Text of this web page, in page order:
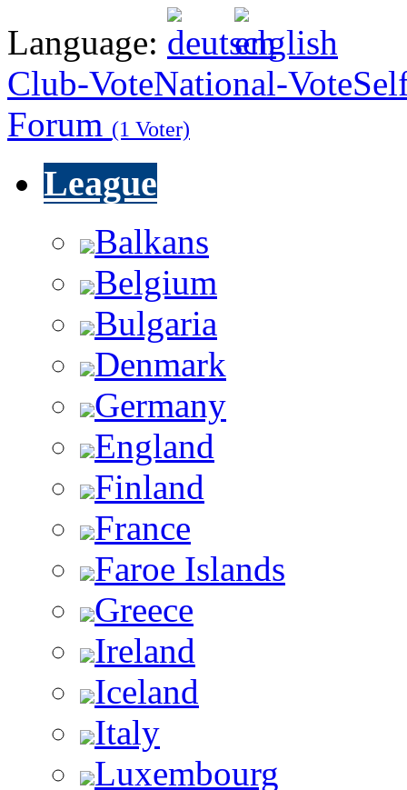
Language:
Club-VoteNational-Vote
Forum (1 Voter)
League
Balkans
Belgium
Bulgaria
Denmark
Germany
England
Finland
France
Faroe Islands
Greece
Ireland
Iceland
Italy
Luxembourg